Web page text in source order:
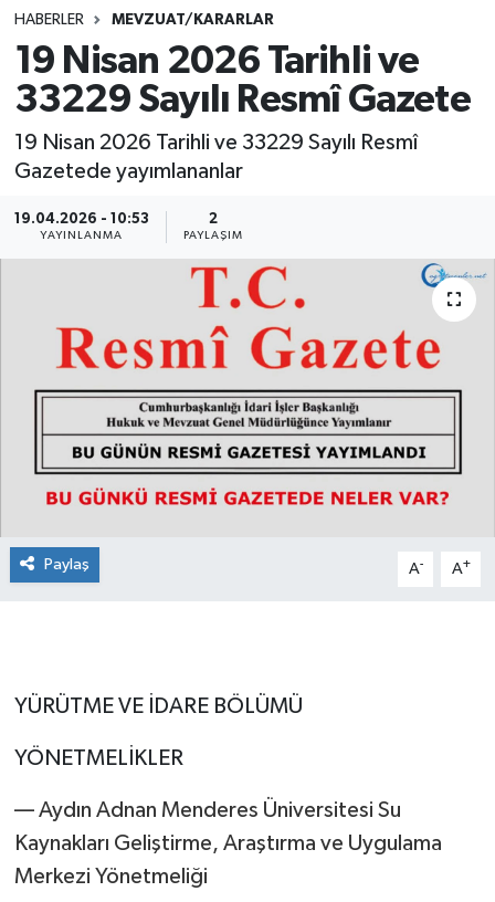
HABERLER MEVZUAT/KARARLAR
19 Nisan 2026 Tarihli ve
33229 Sayılı Resmî Gazete
19 Nisan 2026 Tarihli ve 33229 Sayılı Resmî
Gazetede yayımlananlar
19.04.2026 - 10:53
YAYINLANMA
2
PAYLAŞIM
Paylaş A- A+
YÜRÜTME VE İDARE BÖLÜMÜ
YÖNETMELİKLER
–– Aydın Adnan Menderes Üniversitesi Su
Kaynakları Geliştirme, Araştırma ve Uygulama
Merkezi Yönetmeliği
YARIŞMA/ETKİNLİKLER
ANKET
MEVZUAT/KARARLAR